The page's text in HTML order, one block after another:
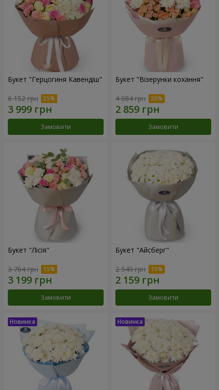
Букет "Герцогиня Кавендіш"
6 152 грн
Замовити
Букет "Візерунки кохання"
4 084 грн
Замовити
Букет "Лісія"
3 764 грн
Замовити
Букет "Айсберг"
2 540 грн
Замовити